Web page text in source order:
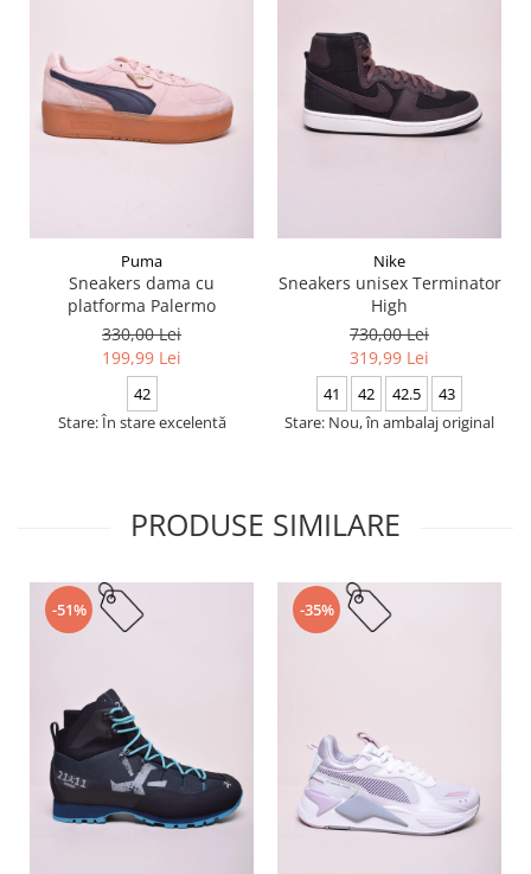
Puma
Sneakers dama cu
platforma Palermo
330,00 Lei
199,99 Lei
42
Stare: În stare excelentă
Nike
Sneakers unisex Terminator
High
730,00 Lei
319,99 Lei
41 42 42.5
43
Stare: Nou, în ambalaj original
PRODUSE SIMILARE
-51% -35%